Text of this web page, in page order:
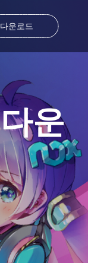
다운로드
운